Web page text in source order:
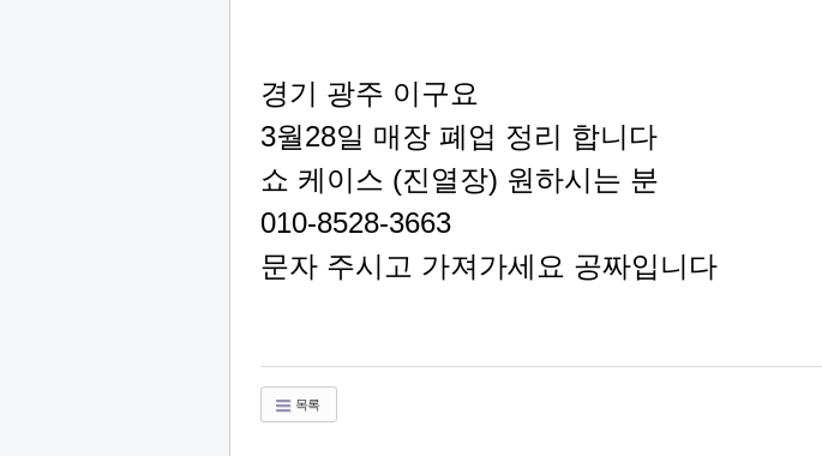
경기 광주 이구요
3월28일 매장 폐업 정리 합니다
쇼 케이스 (진열장) 원하시는 분
010-8528-3663
문자 주시고 가져가세요 공짜입니다
목록